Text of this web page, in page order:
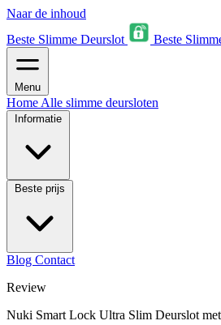
Naar de inhoud
Beste Slimme Deurslot
Beste
Menu
Home Alle slimme deursloten
Informatie
Beste prijs
Blog Contact
Review
Nuki Smart Lock Ultra Slim Deurslot